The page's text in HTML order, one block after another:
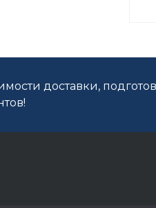
доставки,